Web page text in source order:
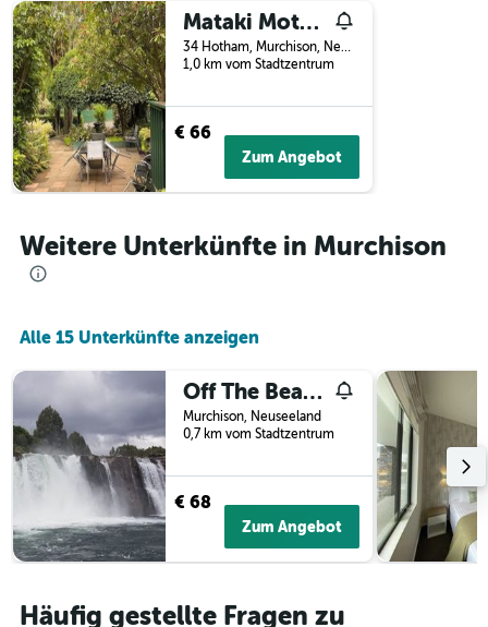
Mataki Motels
34 Hotham, Murchison, Neuseeland
1,0 km vom Stadtzentrum
€ 66
Zum Angebot
Weitere Unterkünfte in Murchison
Alle 15 Unterkünfte anzeigen
Off The Beaten Trail Acc & Bike Tours
Murchison, Neuseeland
0,7 km vom Stadtzentrum
€ 68
Zum Angebot
Häufig gestellte Fragen zu